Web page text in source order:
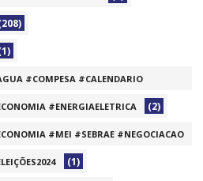
#COMPESA #CALENDARIO
#ENERGIAELETRICA (2)
#MEI #SEBRAE #NEGOCIACAO
(1)